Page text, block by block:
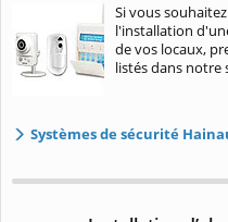
Si vous
l'installation
de vos locaux,
listés dans notre
Systèmes de sécurité